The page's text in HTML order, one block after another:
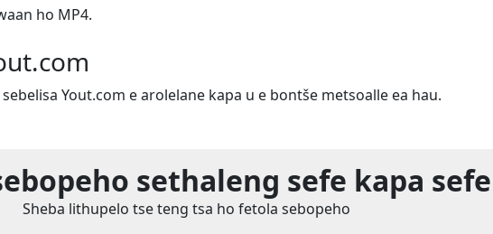
ho MP4.
Yout.com e arolelane kapa u e bontše metsoalle ea hau.
sethaleng sefe kapa sefe
Sheba lithupelo tse teng tsa ho fetola sebopeho